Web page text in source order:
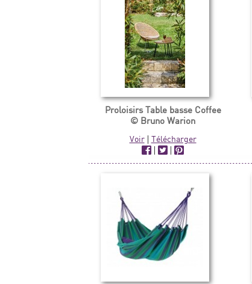
Proloisirs Table basse Coffee
© Bruno Warion
Voir| Télécharger
|
|